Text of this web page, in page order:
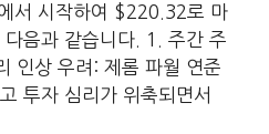
서 시작하여 $220.32로 마
음과 같습니다. 1. 주간 주
인상 우려: 제롬 파월 연준
투자 심리가 위축되면서